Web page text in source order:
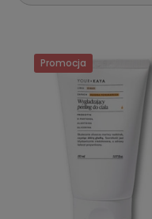
Promocja